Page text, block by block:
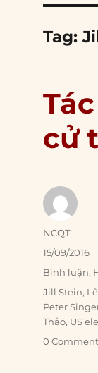
Tag:
cử
Author
NCQT
Posted
on
15/09/2016
Categories
Bình luận,
Tags
Jill Stein,
Peter
Thảo, US
0